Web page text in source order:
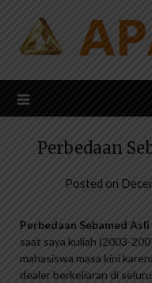
content
Perbedaan
Posted on
Perbedaan Sebamed Asli
saat saya kuliah (2003-
mahasiswa masa kini
dealer berkeliaran di